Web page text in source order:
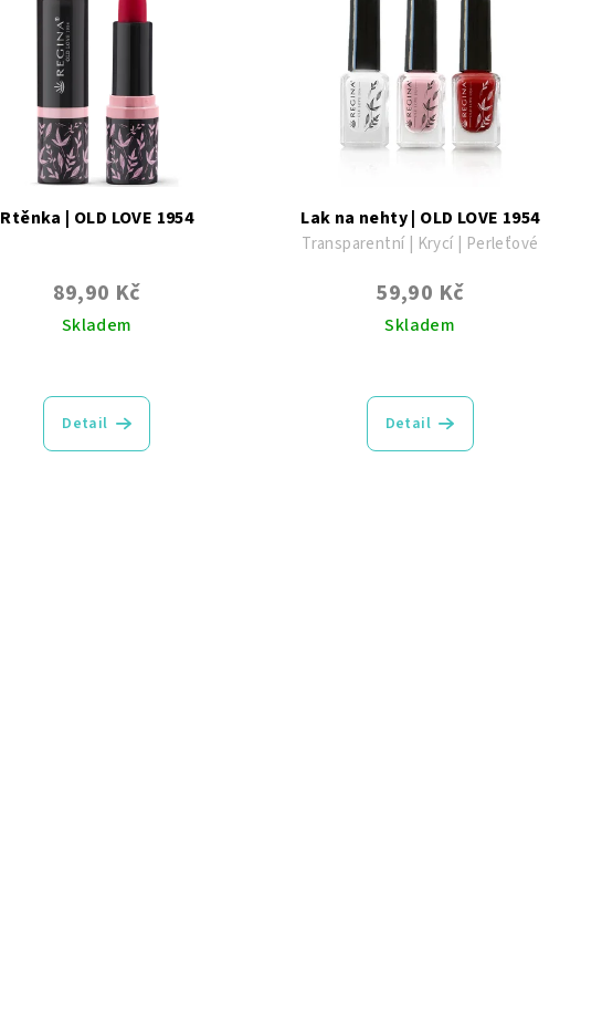
Rtěnka | OLD LOVE 1954
89,90 Kč
Skladem
hodnocení
produktu
je
Detail
Lak na nehty | OLD LOVE 1954
Transparentní | Krycí | Perleťové
59,90 Kč
Skladem
hodnocení
produktu
je
Detail